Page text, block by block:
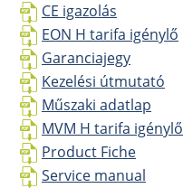
CE igazolás
EON H tarifa igénylő
Garanciajegy
Kezelési útmutató
Műszaki adatlap
MVM H tarifa igénylő
Product Fiche
Service manual